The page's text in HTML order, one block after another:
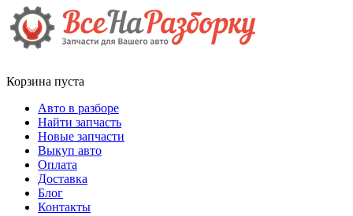
Корзина пуста
Авто в разборе
Найти запчасть
Новые запчасти
Выкуп авто
Оплата
Доставка
Блог
Контакты